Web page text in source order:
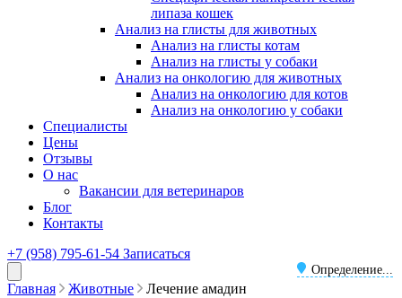
липаза кошек
Анализ на глисты для животных
Анализ на глисты котам
Анализ на глисты у собаки
Анализ на онкологию для животных
Анализ на онкологию для котов
Анализ на онкологию у собаки
Специалисты
Цены
Отзывы
О нас
Вакансии для ветеринаров
Блог
Контакты
+7 (958) 795-61-54
Определение...
Записаться
Главная Животные Лечение амадин